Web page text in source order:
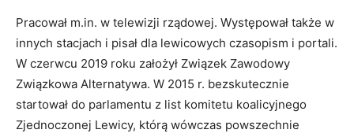
Pracował m.in. w telewizji rządowej. Występował także w
innych stacjach i pisał dla lewicowych czasopism i portali.
W czerwcu 2019 roku założył Związek Zawodowy
Związkowa Alternatywa. W 2015 r. bezskutecznie
startował do parlamentu z list komitetu koalicyjnego
Zjednoczonej Lewicy, którą wówczas powszechnie